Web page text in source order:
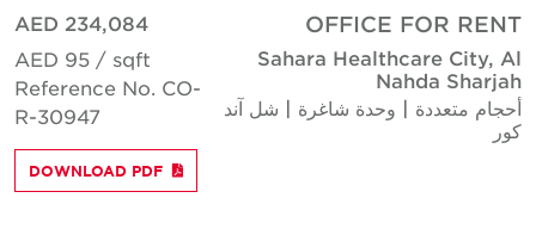
OFFICE FOR RENT
Sahara Healthcare City, Al
Nahda Sharjah
أحجام متعددة | وحدة شاغرة | شل آند
كور
AED 234,084
AED 95 / sqft
Reference No. CO-
R-30947
DOWNLOAD PDF